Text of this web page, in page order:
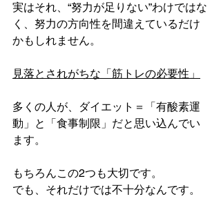
実はそれ、“努力が足りない”わけではな
く、努力の方向性を間違えているだけ
かもしれません。
見落とされがちな「筋トレの必要性」
多くの人が、ダイエット＝「有酸素運
動」と「食事制限」だと思い込んでい
ます。
もちろんこの2つも大切です。
でも、それだけでは不十分なんです。